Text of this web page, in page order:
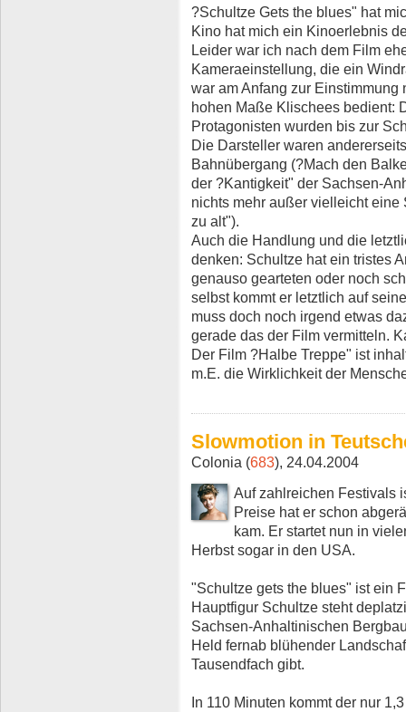
?Schultze Gets the blues" hat
Kino hat mich ein Kinoerlebnis
Leider war ich nach dem Film
Kameraeinstellung, die ein
war am Anfang zur
hohen Maße Klischees bedient:
Protagonisten wurden bis zur
Die Darsteller waren
Bahnübergang (?Mach den
der ?Kantigkeit" der Sachsen-
nichts mehr außer vielleicht
zu alt").
Auch die Handlung und die
denken: Schultze hat ein tristes
genauso gearteten oder noch
selbst kommt er letztlich auf
muss doch noch irgend etwas
gerade das der Film vermitteln.
Der Film ?Halbe Treppe" ist
m.E. die Wirklichkeit der
Slowmotion in
Colonia (683), 24.04.2004
Auf zahlreichen Festivals
Preise hat er schon
kam. Er startet nun in
Herbst sogar in den USA.
"Schultze gets the blues" ist ein
Hauptfigur Schultze steht
Sachsen-Anhaltinischen
Held fernab blühender
Tausendfach gibt.
In 110 Minuten kommt der nur